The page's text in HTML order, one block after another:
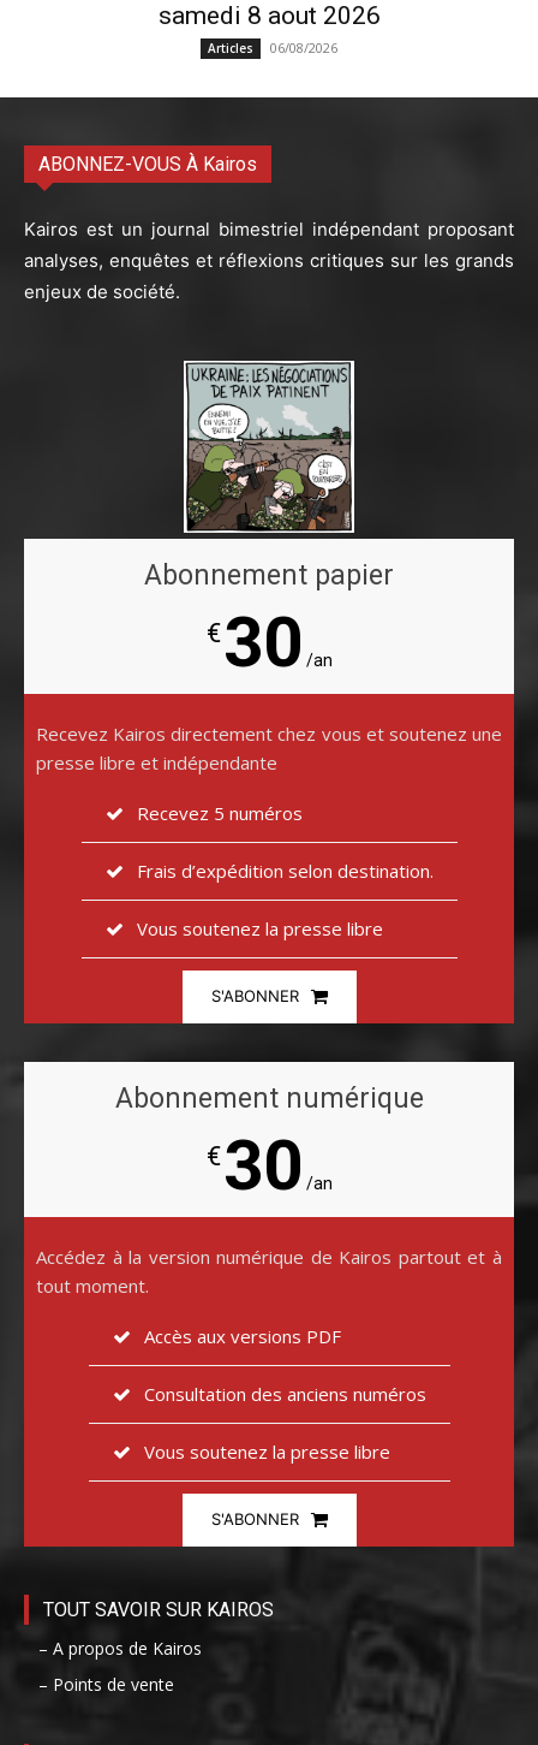
samedi 8 aout 2026
Articles 06/08/2026
ABONNEZ-VOUS À Kairos
Kairos est un journal bimestriel indépendant proposant
analyses, enquêtes et réflexions critiques sur les grands
enjeux de société.
Abonnement papier
€30 /an
Recevez Kairos directement chez vous et soutenez une
presse libre et indépendante
Recevez 5 numéros
Frais d’expédition selon destination.
Vous soutenez la presse libre
S'ABONNER
Abonnement numérique
€30 /an
Accédez à la version numérique de Kairos partout et à
tout moment.
Accès aux versions PDF
Consultation des anciens numéros
Vous soutenez la presse libre
S'ABONNER
TOUT SAVOIR SUR KAIROS
– A propos de Kairos
– Points de vente